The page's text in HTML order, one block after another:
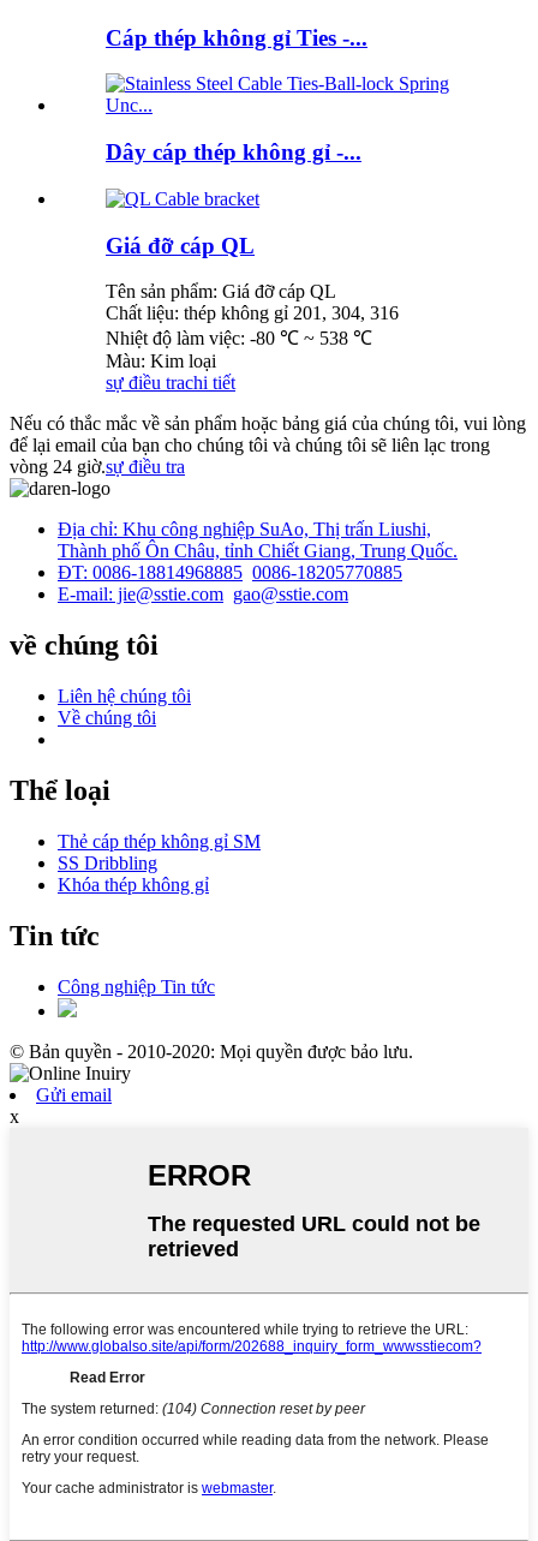
Cáp thép không gỉ Ties -...
Dây cáp thép không gỉ -...
Giá đỡ cáp QL
Tên sản phẩm: Giá đỡ cáp QL
Chất liệu: thép không gỉ 201, 304, 316
Nhiệt độ làm việc: -80 ℃ ~ 538 ℃
Màu: Kim loại
sự điều trachi tiết
Nếu có thắc mắc về sản phẩm hoặc bảng giá của chúng tôi, vui lòng
để lại email của bạn cho chúng tôi và chúng tôi sẽ liên lạc trong
vòng 24 giờ.sự điều tra
Địa chỉ: Khu công nghiệp SuAo, Thị trấn Liushi,
Thành phố Ôn Châu, tỉnh Chiết Giang, Trung Quốc.
ĐT: 0086-18814968885 0086-18205770885
E-mail: jie@sstie.com gao@sstie.com
về chúng tôi
Liên hệ chúng tôi
Về chúng tôi
Thể loại
Thẻ cáp thép không gỉ SM
SS Dribbling
Khóa thép không gỉ
Tin tức
Công nghiệp Tin tức
© Bản quyền - 2010-2020: Mọi quyền được bảo lưu.
Gửi email
x